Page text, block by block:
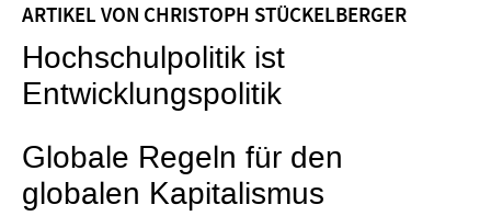
ARTIKEL VON CHRISTOPH STÜCKELBERGER
Hochschulpolitik ist
Entwicklungspolitik
Globale Regeln für den
globalen Kapitalismus